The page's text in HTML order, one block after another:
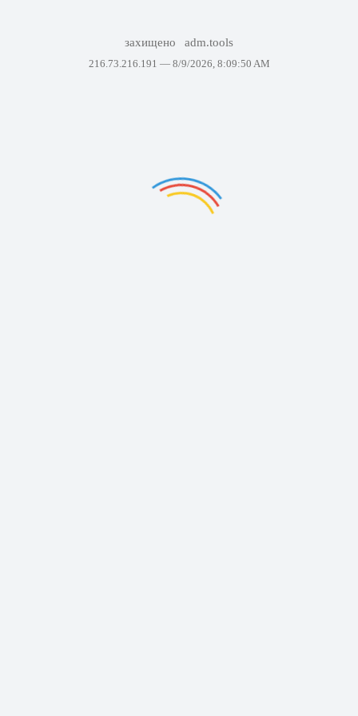
захищено adm.tools
216.73.216.191 — 8/9/2026, 8:09:50 AM